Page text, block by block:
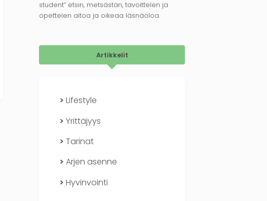
student” etsin, metsästän, tavoittelen ja
opettelen aitoa ja oikeaa läsnäoloa.
Artikkelit
Lifestyle
Yrittäjyys
Tarinat
Arjen asenne
Hyvinvointi